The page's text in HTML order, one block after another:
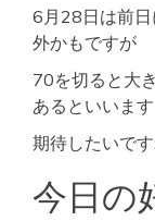
6月28日は前
外かもですが
70を切ると大
あるといいま
期待したいです
今日の